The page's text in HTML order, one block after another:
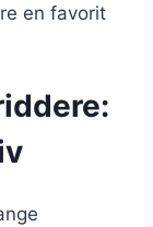
en favorit